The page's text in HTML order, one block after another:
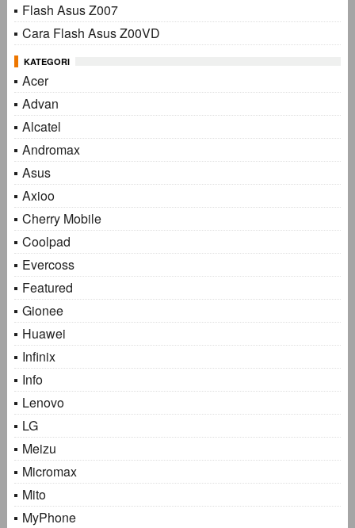
Flash Asus Z007
Cara Flash Asus Z00VD
KATEGORI
Acer
Advan
Alcatel
Andromax
Asus
Axioo
Cherry Mobile
Coolpad
Evercoss
Featured
Gionee
Huawei
Infinix
Info
Lenovo
LG
Meizu
Micromax
Mito
MyPhone